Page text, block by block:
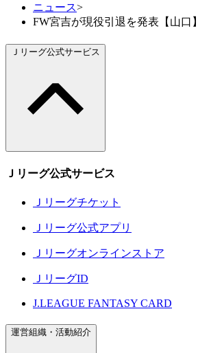
ニュース>
FW宮吉が現役引退を発表【山口】
Ｊリーグ公式サービス
Ｊリーグ公式サービス
Ｊリーグチケット
Ｊリーグ公式アプリ
Ｊリーグオンラインストア
ＪリーグID
J.LEAGUE FANTASY CARD
運営組織・活動紹介